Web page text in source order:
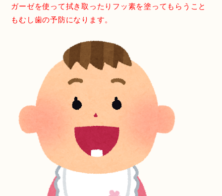
ガーゼを使って拭き取ったりフッ素を塗ってもらうこと
もむし歯の予防になります。